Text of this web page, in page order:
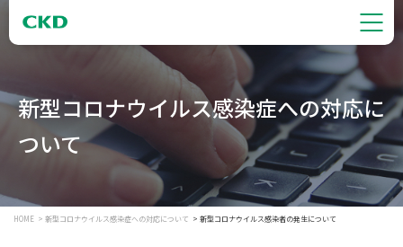
新型コロナウイルス感染症への対応に
ついて
HOME 新型コロナウイルス感染症への対応について 新型コロナウイルス感染者の発生について